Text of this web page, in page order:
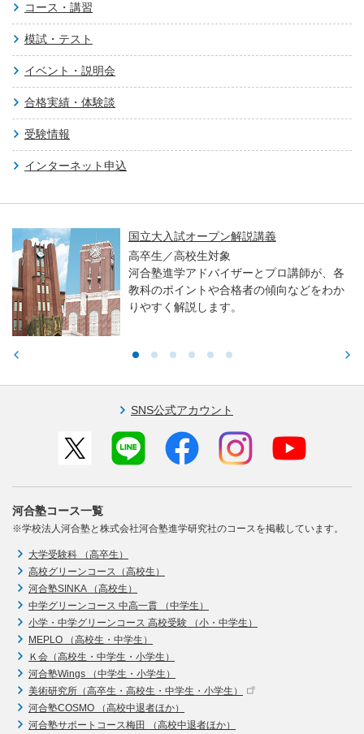
コース・講習
模試・テスト
イベント・説明会
合格実績・体験談
受験情報
インターネット申込
国立大入試オープン解説講義
高卒生／高校生対象
河合塾進学アドバイザーとプロ講師が、各
教科のポイントや合格者の傾向などをわか
りやすく解説します。
SNS公式アカウント
河合塾コース一覧
※学校法人河合塾と株式会社河合塾進学研究社のコースを掲載しています。
大学受験科 （高卒生）
高校グリーンコース（高校生）
河合塾SINKA （高校生）
中学グリーンコース 中高一貫 （中学生）
小学・中学グリーンコース 高校受験 （小・中学生）
MEPLO （高校生・中学生）
Ｋ会（高校生・中学生・小学生）
河合塾Wings （中学生・小学生）
美術研究所（高卒生・高校生・中学生・小学生）
河合塾COSMO （高校中退者ほか）
河合塾サポートコース梅田 （高校中退者ほか）